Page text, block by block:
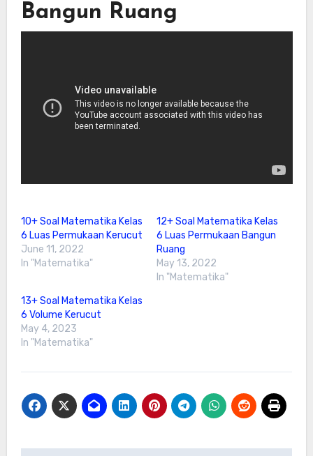
Bangun Ruang
10+ Soal Matematika Kelas
6 Luas Permukaan Kerucut
June 11, 2022
In "Matematika"
12+ Soal Matematika Kelas
6 Luas Permukaan Bangun
Ruang
May 13, 2022
In "Matematika"
13+ Soal Matematika Kelas
6 Volume Kerucut
May 4, 2023
In "Matematika"